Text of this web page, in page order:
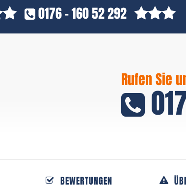
0176 - 160 52 292
Rufen Sie
BEWERTUNGEN